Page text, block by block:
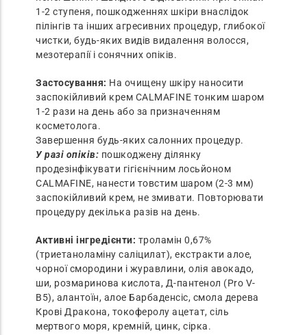
1-2 ступеня, пошкодженнях шкіри внаслідок
пілінгів та інших агресивних процедур, глибокої
чистки, будь-яких видів видалення волосся,
мезотерапії і сонячних опіків.
Застосування: На очищену шкіру наносити
заспокійливий крем CALMAFINE тонким шаром
1-2 рази на день або за призначенням
косметолога.
Завершення будь-яких салонних процедур.
У разі опіків: пошкоджену ділянку
продезінфікувати гігієнічним лосьйоном
CALMAFINE, нанести товстим шаром (2-3 мм)
заспокійливий крем, не змивати. Повторювати
процедуру декілька разів на день.
Активні інгредієнти: троламін 0,67%
(триетаноламіну саліцилат), екстракти алое,
чорної смородини і журавлини, олія авокадо,
ши, розмаринова кислота, Д-пантенол (Pro V-
B5), алантоїн, алое Барбаденсіс, смола дерева
Крові Дракона, токоферолу ацетат, сіль
мертвого моря, кремній, цинк, сірка.